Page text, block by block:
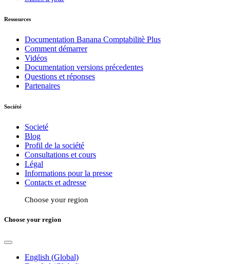
Ressources
Documentation Banana Comptabilitè Plus
Comment démarrer
Vidéos
Documentation versions précedentes
Questions et réponses
Partenaires
Société
Societé
Blog
Profil de la société
Consultations et cours
Légal
Informations pour la presse
Contacts et adresse
Choose your region
Choose your region
English (Global)